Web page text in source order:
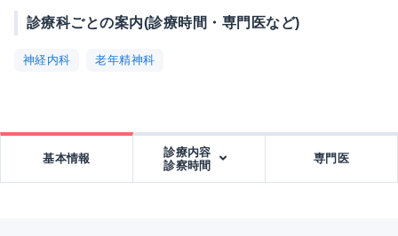
診療科ごとの案内(診療時間・専門医など)
神経内科 老年精神科
基本情報
診療内容
診察時間
専門医